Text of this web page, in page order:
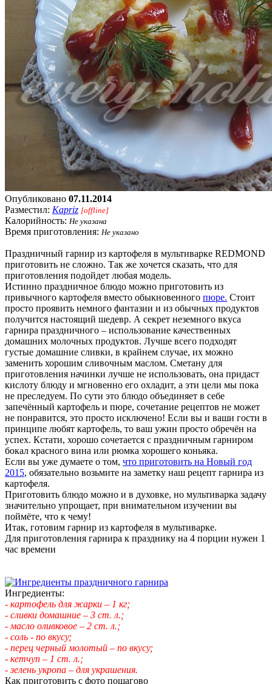
Опубликовано 07.11.2014
Разместил: Kapriz [offline]
Калорийность: Не указана
Время приготовления: Не указано
Праздничный гарнир из картофеля в мультиварке REDMOND
приготовить не сложно. Так же хочется сказать, что для
приготовления подойдет любая модель.
Истинно праздничное блюдо можно приготовить из
привычного картофеля вместо обыкновенного пюре. Стоит
просто проявить немного фантазии и из обычных продуктов
получится настоящий шедевр. А секрет неземного вкуса
гарнира праздничного – использование качественных
домашних молочных продуктов. Лучше всего подходят
густые домашние сливки, в крайнем случае, их можно
заменить хорошим сливочным маслом. Сметану для
приготовления начинки лучше не использовать, она придаст
кислоту блюду и мгновенно его охладит, а эти цели мы пока
не преследуем. По сути это блюдо объединяет в себе
запечённый картофель и пюре, сочетание рецептов не может
не понравится, это просто исключено! Если вы и ваши гости в
принципе любят картофель, то ваш ужин просто обречён на
успех. Кстати, хорошо сочетается с праздничным гарниром
бокал красного вина или рюмка хорошего коньяка.
Если вы уже думаете о том, что приготовить на Новый год
2015, обязательно возьмите на заметку наш рецепт гарнира из
картофеля.
Приготовить блюдо можно и в духовке, но мультиварка задачу
значительно упрощает, при внимательном изучении вы
поймёте, что к чему!
Итак, готовим гарнир из картофеля в мультиварке.
Для приготовления гарнира к празднику на 4 порции нужен 1
час времени
Ингредиенты:
- картофель для жарки – 1 кг;
- сливки домашние – 3 ст. л.;
- масло оливковое – 2 ст. л.;
- соль - по вкусу;
- перец черный молотый – по вкусу;
- кетчуп – 1 ст. л.;
- зелень укропа – для украшения.
Как приготовить с фото пошагово